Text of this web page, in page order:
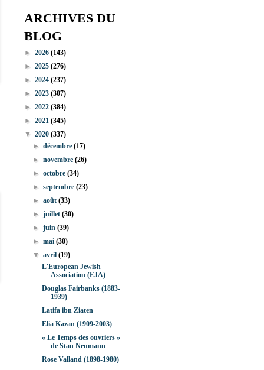
ARCHIVES DU
BLOG
► 2026 (143)
► 2025 (276)
► 2024 (237)
► 2023 (307)
► 2022 (384)
► 2021 (345)
▼ 2020 (337)
►décembre(17)
►novembre(26)
►octobre(34)
►septembre(23)
►août(33)
►juillet(30)
►juin(39)
►mai(30)
▼avril(19)
L'European Jewish
Association (EJA)
Douglas Fairbanks (1883-
1939)
Latifa ibn Ziaten
Elia Kazan (1909-2003)
« Le Temps des ouvriers »
de Stan Neumann
Rose Valland (1898-1980)